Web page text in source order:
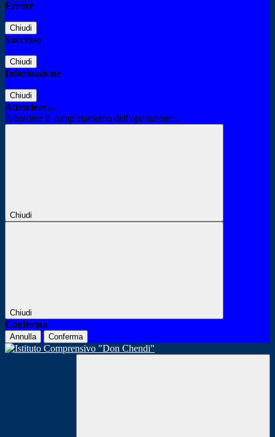
Errore
Chiudi
Successo
Chiudi
Informazione
Chiudi
Attendere...
Attendere il completamento dell'operazione...
Chiudi
Chiudi
Conferma
Annulla Conferma